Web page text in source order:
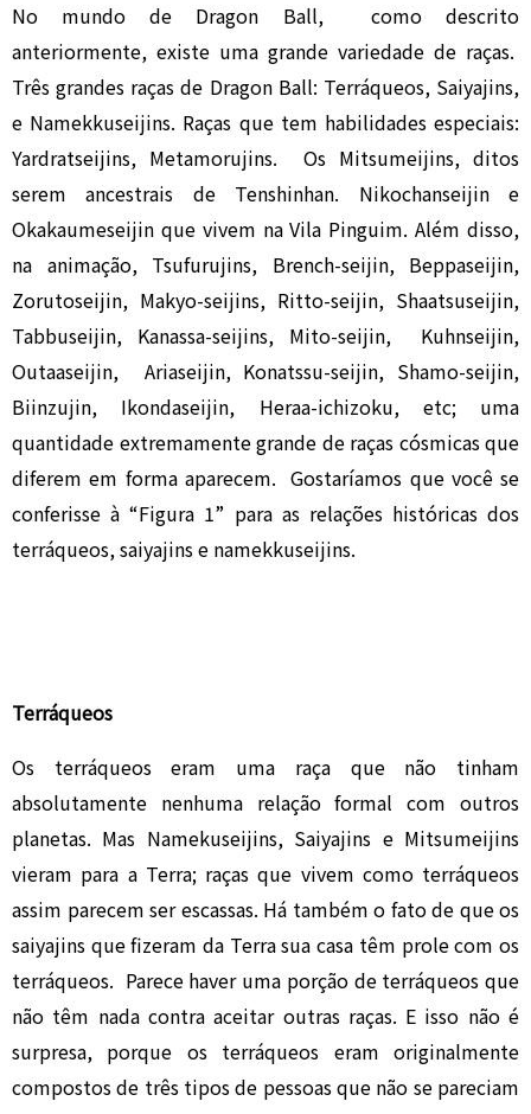
No mundo de Dragon Ball, como descrito
anteriormente, existe uma grande variedade de raças.
Três grandes raças de Dragon Ball: Terráqueos, Saiyajins,
e Namekkuseijins. Raças que tem habilidades especiais:
Yardratseijins, Metamorujins. Os Mitsumeijins, ditos
serem ancestrais de Tenshinhan. Nikochanseijin e
Okakaumeseijin que vivem na Vila Pinguim. Além disso,
na animação, Tsufurujins, Brench-seijin, Beppaseijin,
Zorutoseijin, Makyo-seijins, Ritto-seijin, Shaatsuseijin,
Tabbuseijin, Kanassa-seijins, Mito-seijin, Kuhnseijin,
Outaaseijin, Ariaseijin, Konatssu-seijin, Shamo-seijin,
Biinzujin, Ikondaseijin, Heraa-ichizoku, etc; uma
quantidade extremamente grande de raças cósmicas que
diferem em forma aparecem. Gostaríamos que você se
conferisse à “Figura 1” para as relações históricas dos
terráqueos, saiyajins e namekkuseijins.
Terráqueos
Os terráqueos eram uma raça que não tinham
absolutamente nenhuma relação formal com outros
planetas. Mas Namekuseijins, Saiyajins e Mitsumeijins
vieram para a Terra; raças que vivem como terráqueos
assim parecem ser escassas. Há também o fato de que os
saiyajins que fizeram da Terra sua casa têm prole com os
terráqueos. Parece haver uma porção de terráqueos que
não têm nada contra aceitar outras raças. E isso não é
surpresa, porque os terráqueos eram originalmente
compostos de três tipos de pessoas que não se pareciam